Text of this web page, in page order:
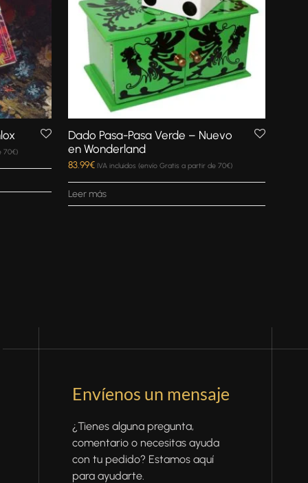
70€)
Dado Pasa-Pasa Verde – Nuevo
en Wonderland
83.99€ IVA incluidos (envío Gratis a partir de 70€)
Leer más
Envíenos un mensaje
¿Tienes alguna pregunta,
comentario o necesitas ayuda
con tu pedido? Estamos aquí
para ayudarte.